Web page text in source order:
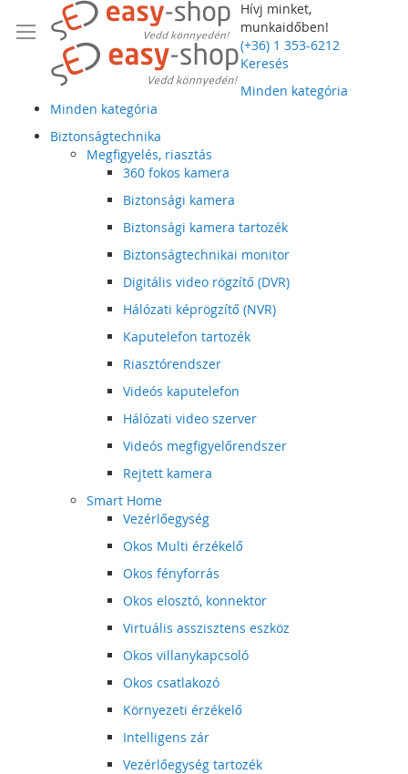
Hívj minket,
munkaidőben!
(+36) 1 353-6212
Keresés
Minden kategória
Minden kategória
Biztonságtechnika
Megfigyelés, riasztás
360 fokos kamera
Biztonsági kamera
Biztonsági kamera tartozék
Biztonságtechnikai monitor
Digitális video rögzítő (DVR)
Hálózati képrögzítő (NVR)
Kaputelefon tartozék
Riasztórendszer
Videós kaputelefon
Hálózati video szerver
Videós megfigyelőrendszer
Rejtett kamera
Smart Home
Vezérlőegység
Okos Multi érzékelő
Okos fényforrás
Okos elosztó, konnektor
Virtuális asszisztens eszköz
Okos villanykapcsoló
Okos csatlakozó
Környezeti érzékelő
Intelligens zár
Vezérlőegység tartozék